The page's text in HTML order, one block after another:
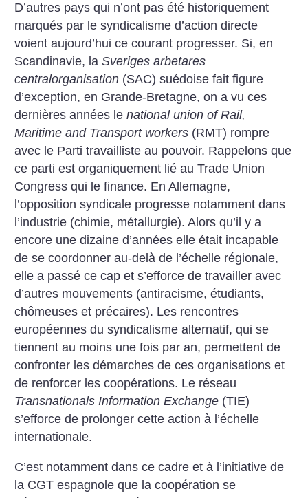
D’autres pays qui n’ont pas été historiquement
marqués par le syndicalisme d’action directe
voient aujourd’hui ce courant progresser. Si, en
Scandinavie, laSveriges arbetares
centralorganisation (SAC) suédoise fait figure
d’exception, en Grande-Bretagne, on a vu ces
dernières années lenational union of Rail,
Maritime and Transport workers (RMT) rompre
avec le Parti travailliste au pouvoir. Rappelons que
ce parti est organiquement lié au Trade Union
Congress qui le finance. En Allemagne,
l’opposition syndicale progresse notamment dans
l’industrie (chimie, métallurgie). Alors qu’il y a
encore une dizaine d’années elle était incapable
de se coordonner au-delà de l’échelle régionale,
elle a passé ce cap et s’efforce de travailler avec
d’autres mouvements (antiracisme, étudiants,
chômeuses et précaires). Les rencontres
européennes du syndicalisme alternatif, qui se
tiennent au moins une fois par an, permettent de
confronter les démarches de ces organisations et
de renforcer les coopérations. Le réseau
Transnationals Information Exchange (TIE)
s’efforce de prolonger cette action à l’échelle
internationale.
C’est notamment dans ce cadre et à l’initiative de
la CGT espagnole que la coopération se